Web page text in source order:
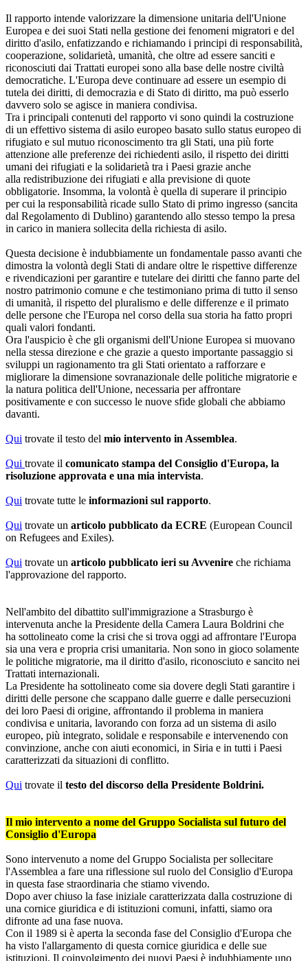
Il rapporto intende valorizzare la dimensione unitaria dell'Unione
Europea e dei suoi Stati nella gestione dei fenomeni migratori e del
diritto d'asilo, enfatizzando e richiamando i principi di responsabilità,
cooperazione, solidarietà, umanità, che oltre ad essere sanciti e
riconosciuti dai Trattati europei sono alla base delle nostre civiltà
democratiche. L'Europa deve continuare ad essere un esempio di
tutela dei diritti, di democrazia e di Stato di diritto, ma può esserlo
davvero solo se agisce in maniera condivisa.
Tra i principali contenuti del rapporto vi sono quindi la costruzione
di un effettivo sistema di asilo europeo basato sullo status europeo di
rifugiato e sul mutuo riconoscimento tra gli Stati, una più forte
attenzione alle preferenze dei richiedenti asilo, il rispetto dei diritti
umani dei rifugiati e la solidarietà tra i Paesi grazie anche
alla redistribuzione dei rifugiati e alla previsione di quote
obbligatorie. Insomma, la volontà è quella di superare il principio
per cui la responsabilità ricade sullo Stato di primo ingresso (sancita
dal Regolamento di Dublino) garantendo allo stesso tempo la presa
in carico in maniera sollecita della richiesta di asilo.
Questa decisione è indubbiamente un fondamentale passo avanti che
dimostra la volontà degli Stati di andare oltre le rispettive differenze
e rivendicazioni per garantire e tutelare dei diritti che fanno parte del
nostro patrimonio comune e che testimoniano prima di tutto il senso
di umanità, il rispetto del pluralismo e delle differenze e il primato
delle persone che l'Europa nel corso della sua storia ha fatto propri
quali valori fondanti.
Ora l'auspicio è che gli organismi dell'Unione Europea si muovano
nella stessa direzione e che grazie a questo importante passaggio si
sviluppi un ragionamento tra gli Stati orientato a rafforzare e
migliorare la dimensione sovranazionale delle politiche migratorie e
la natura politica dell'Unione, necessaria per affrontare
positivamente e con successo le nuove sfide globali che abbiamo
davanti.
Qui trovate il testo del mio intervento in Assemblea.
Qui trovate il comunicato stampa del Consiglio d'Europa, la
risoluzione approvata e una mia intervista.
Qui trovate tutte le informazioni sul rapporto.
Qui trovate un articolo pubblicato da ECRE (European Council
on Refugees and Exiles).
Qui trovate un articolo pubblicato ieri su Avvenire che richiama
l'approvazione del rapporto.
Nell'ambito del dibattito sull'immigrazione a Strasburgo è
intervenuta anche la Presidente della Camera Laura Boldrini che
ha sottolineato come la crisi che si trova oggi ad affrontare l'Europa
sia una vera e propria crisi umanitaria. Non sono in gioco solamente
le politiche migratorie, ma il diritto d'asilo, riconosciuto e sancito nei
Trattati internazionali.
La Presidente ha sottolineato come sia dovere degli Stati garantire i
diritti delle persone che scappano dalle guerre e dalle persecuzioni
dei loro Paesi di origine, affrontando il problema in maniera
condivisa e unitaria, lavorando con forza ad un sistema di asilo
europeo, più integrato, solidale e responsabile e intervenendo con
convinzione, anche con aiuti economici, in Siria e in tutti i Paesi
caratterizzati da situazioni di conflitto.
Qui trovate il testo del discorso della Presidente Boldrini.
Il mio intervento a nome del Gruppo Socialista sul futuro del
Consiglio d'Europa
Sono intervenuto a nome del Gruppo Socialista per sollecitare
l'Assemblea a fare una riflessione sul ruolo del Consiglio d'Europa
in questa fase straordinaria che stiamo vivendo.
Dopo aver chiuso la fase iniziale caratterizzata dalla costruzione di
una cornice giuridica e di istituzioni comuni, infatti, siamo ora
difronte ad una fase nuova.
Con il 1989 si è aperta la seconda fase del Consiglio d'Europa che
ha visto l'allargamento di questa cornice giuridica e delle sue
istituzioni. Il coinvolgimento dei nuovi Paesi è indubbiamente uno